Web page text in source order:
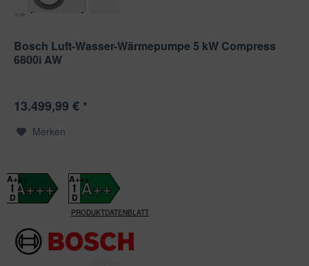
Bosch Luft-Wasser-Wärmepumpe 5 kW Compress
6800i AW
13.499,99 € *
Merken
A+++
A+++
D
A++
A+++
D
PRODUKTDATENBLATT